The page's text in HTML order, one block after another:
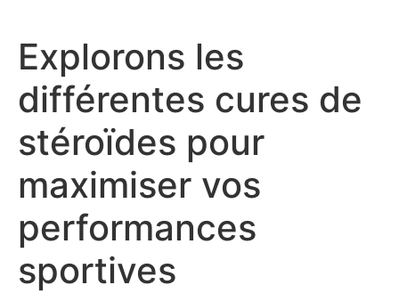
Explorons les
différentes cures de
stéroïdes pour
maximiser vos
performances
sportives